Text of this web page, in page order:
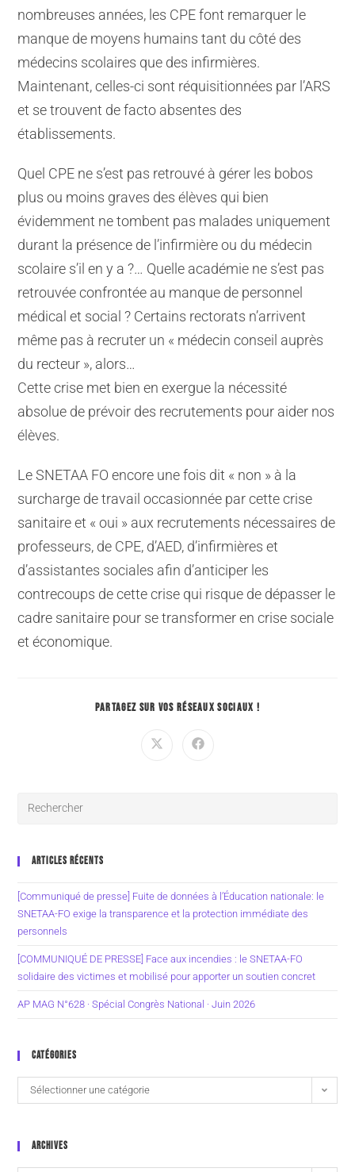
nombreuses années, les CPE font remarquer le
manque de moyens humains tant du côté des
médecins scolaires que des infirmières.
Maintenant, celles-ci sont réquisitionnées par l’ARS
et se trouvent de facto absentes des
établissements.
Quel CPE ne s’est pas retrouvé à gérer les bobos
plus ou moins graves des élèves qui bien
évidemment ne tombent pas malades uniquement
durant la présence de l’infirmière ou du médecin
scolaire s’il en y a ?… Quelle académie ne s’est pas
retrouvée confrontée au manque de personnel
médical et social ? Certains rectorats n’arrivent
même pas à recruter un « médecin conseil auprès
du recteur », alors…
Cette crise met bien en exergue la nécessité
absolue de prévoir des recrutements pour aider nos
élèves.
Le SNETAA FO encore une fois dit « non » à la
surcharge de travail occasionnée par cette crise
sanitaire et « oui » aux recrutements nécessaires de
professeurs, de CPE, d’AED, d’infirmières et
d’assistantes sociales afin d’anticiper les
contrecoups de cette crise qui risque de dépasser le
cadre sanitaire pour se transformer en crise sociale
et économique.
PARTAGEZ SUR VOS RÉSEAUX SOCIAUX !
ARTICLES RÉCENTS
[Communiqué de presse] Fuite de données à l’Éducation nationale: le
SNETAA-FO exige la transparence et la protection immédiate des
personnels
[COMMUNIQUÉ DE PRESSE] Face aux incendies : le SNETAA-FO
solidaire des victimes et mobilisé pour apporter un soutien concret
AP MAG N°628 · Spécial Congrès National · Juin 2026
CATÉGORIES
Sélectionner une catégorie
ARCHIVES